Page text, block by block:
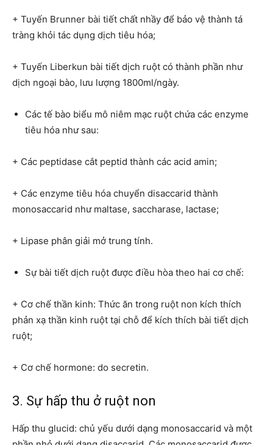
+ Tuyến Brunner bài tiết chất nhầy để bảo vệ thành tá
tràng khỏi tác dụng dịch tiêu hóa;
+ Tuyến Liberkun bài tiết dịch ruột có thành phần như
dịch ngoại bào, lưu lượng 1800ml/ngày.
Các tế bào biểu mô niêm mạc ruột chứa các enzyme
tiêu hóa như sau:
+ Các peptidase cắt peptid thành các acid amin;
+ Các enzyme tiêu hóa chuyển disaccarid thành
monosaccarid như maltase, saccharase, lactase;
+ Lipase phân giải mở trung tính.
Sự bài tiết dịch ruột được điều hòa theo hai cơ chế:
+ Cơ chế thần kinh: Thức ăn trong ruột non kích thích
phản xạ thần kinh ruột tại chỗ để kích thích bài tiết dịch
ruột;
+ Cơ chế hormone: do secretin.
3. Sự hấp thu ở ruột non
Hấp thu glucid: chủ yếu dưới dạng monosaccarid và một